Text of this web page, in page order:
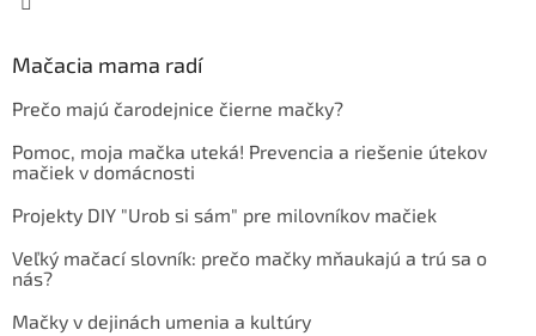
Mačacia mama radí
Prečo majú čarodejnice čierne mačky?
Pomoc, moja mačka uteká! Prevencia a riešenie útekov
mačiek v domácnosti
Projekty DIY "Urob si sám" pre milovníkov mačiek
Veľký mačací slovník: prečo mačky mňaukajú a trú sa o
nás?
Mačky v dejinách umenia a kultúry